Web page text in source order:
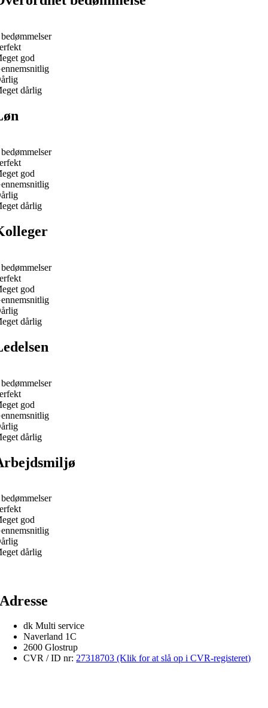
god
dårlig
god
dårlig
god
dårlig
god
dårlig
god
dårlig
Adresse
dk Multi service
Naverland 1C
2600 Glostrup
CVR / ID nr: 27318703 (Klik for at slå op i CVR-registeret)